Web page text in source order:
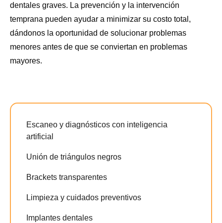
Escaneo y diagnósticos con inteligencia
artificial
Unión de triángulos negros
Brackets transparentes
Limpieza y cuidados preventivos
Implantes dentales
dentales graves. La prevención y la intervención
temprana pueden ayudar a minimizar su costo total,
dándonos la oportunidad de solucionar problemas
menores antes de que se conviertan en problemas
mayores.